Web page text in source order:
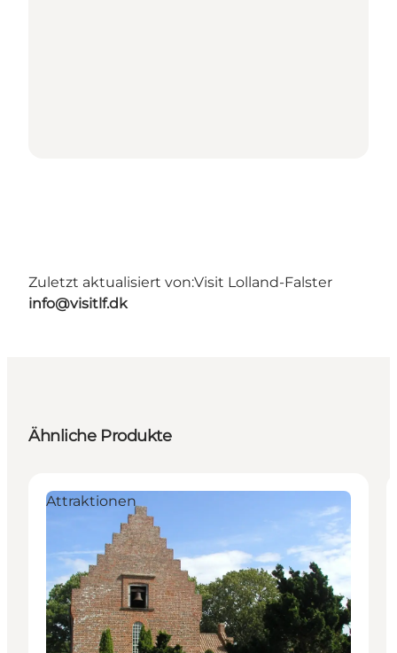
Zuletzt aktualisiert von:Visit Lolland-Falster
info@visitlf.dk
Ähnliche Produkte
Attraktionen